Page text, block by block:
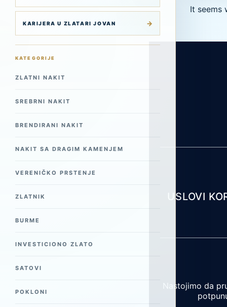
KARIJERA U ZLATARI JOVAN
KATEGORIJE
ZLATNI NAKIT
SREBRNI NAKIT
BRENDIRANI NAKIT
NAKIT SA DRAGIM KAMENJEM
VERENIČKO PRSTENJE
ZLATNIK
BURME
INVESTICIONO ZLATO
SATOVI
POKLONI
It seems
USLOVI
Nastojimo da